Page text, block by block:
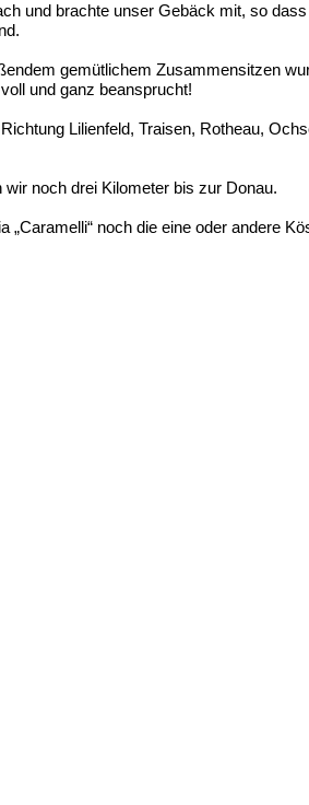
und brachte unser Gebäck mit, so
gemütlichem Zusammensitzen
und ganz beansprucht!
Lilienfeld, Traisen, Rotheau,
noch drei Kilometer bis zur Donau.
noch die eine oder andere